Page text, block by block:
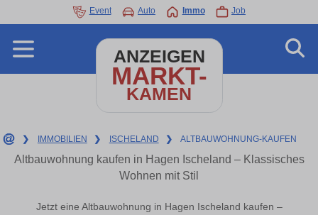
Event Auto Immo Job
ANZEIGEN
MARKT-
KAMEN
❯ IMMOBILIEN ❯ ISCHELAND ❯ ALTBAUWOHNUNG-KAUFEN
Altbauwohnung kaufen in Hagen Ischeland – Klassisches
Wohnen mit Stil
Jetzt eine Altbauwohnung in Hagen Ischeland kaufen –